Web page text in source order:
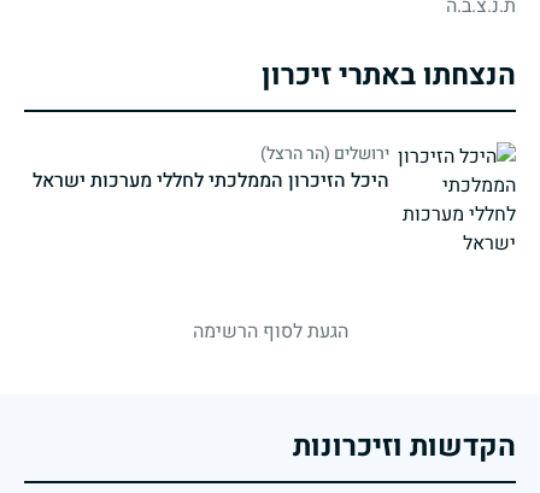
ת.נ.צ.ב.ה
הנצחתו באתרי זיכרון
ירושלים (הר הרצל)
היכל הזיכרון הממלכתי לחללי מערכות ישראל
הגעת לסוף הרשימה
הקדשות וזיכרונות